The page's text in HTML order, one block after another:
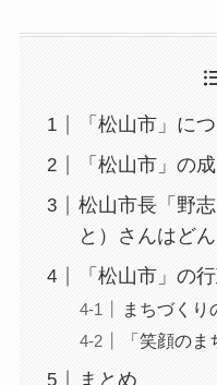
「松山市」に
「松山市」の
松山市長「野
と）さんはど
「松山市」の
まちづくり
「笑顔の
まとめ